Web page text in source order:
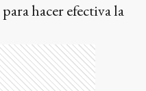
hacer efectiva la